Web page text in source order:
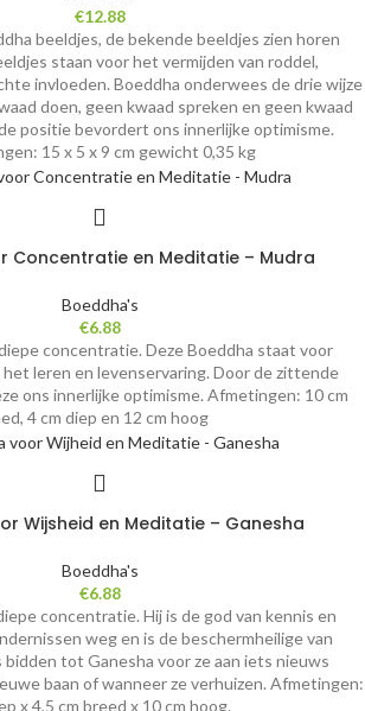
€12.88
beeldjes, de bekende beeldjes zien horen
staan voor het vermijden van roddel,
invloeden. Boeddha onderwees de drie wijze
doen, geen kwaad spreken en geen kwaad
positie bevordert ons innerlijke optimisme.
15 x 5 x 9 cm gewicht 0,35 kg
Concentratie en Meditatie – Mudra
Boeddha's
€6.88
concentratie. Deze Boeddha staat voor
leren en levenservaring. Door de zittende
ons innerlijke optimisme. Afmetingen: 10 cm
4 cm diep en 12 cm hoog
Wijsheid en Meditatie – Ganesha
Boeddha's
€6.88
concentratie. Hij is de god van kennis en
weg en is de beschermheilige van
bidden tot Ganesha voor ze aan iets nieuws
baan of wanneer ze verhuizen. Afmetingen:
x 4,5 cm breed x 10 cm hoog.